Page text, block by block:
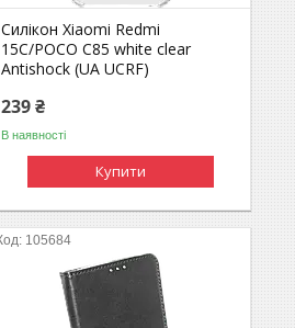
Силікон Xiaomi Redmi
15C/POCO C85 white clear
Antishock (UA UCRF)
239 ₴
В наявності
Купити
105684